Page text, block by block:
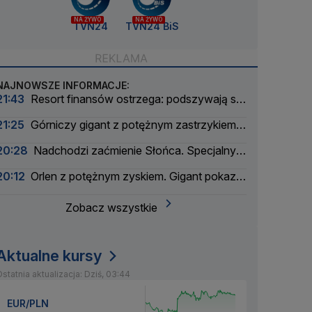
NA ŻYWO
TVN24
NA ŻYWO
TVN24 BiS
INFORMACJE:
Resort finansów ostrzega: podszywają się
Górniczy gigant z potężnym zastrzykiem
Nadchodzi zaćmienie Słońca. Specjalny
Orlen z potężnym zyskiem. Gigant pokazał
Zobacz wszystkie
kursy
aktualizacja: Dziś, 03:44
EUR/PLN